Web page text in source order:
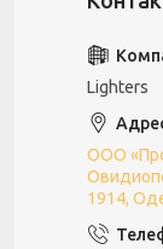
Lighters
ООО
1914,